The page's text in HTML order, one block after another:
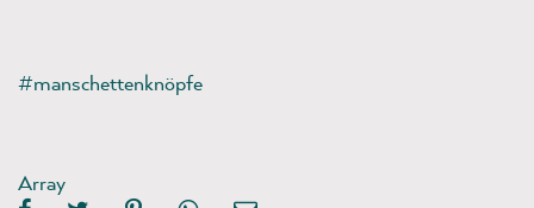
#manschettenknöpfe
Array